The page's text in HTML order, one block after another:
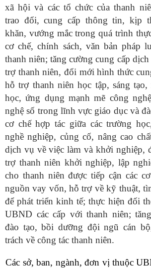
xã hội và các tổ chức của thanh
trao đổi, cung cấp thông tin, kịp
khăn, vướng mắc trong quá trình
cơ chế, chính sách, văn bản pháp
thanh niên; tăng cường cung cấp
trợ thanh niên, đổi mới hình thức
hỗ trợ thanh niên học tập, sáng
học, ứng dụng mạnh mẽ công
nghệ số trong lĩnh vực giáo dục và
cơ chế hợp tác giữa các trường
nghề nghiệp, củng cố, nâng cao
dịch vụ về việc làm và khởi nghiệp,
trợ thanh niên khởi nghiệp, lập
cho thanh niên được tiếp cận các
nguồn vay vốn, hỗ trợ về kỹ thuật,
để phát triển kinh tế; thực hiện đối
UBND các cấp với thanh niên;
đào tạo, bồi dưỡng đội ngũ cán
trách về công tác thanh niên.
Các sở, ban, ngành, đơn vị thuộc